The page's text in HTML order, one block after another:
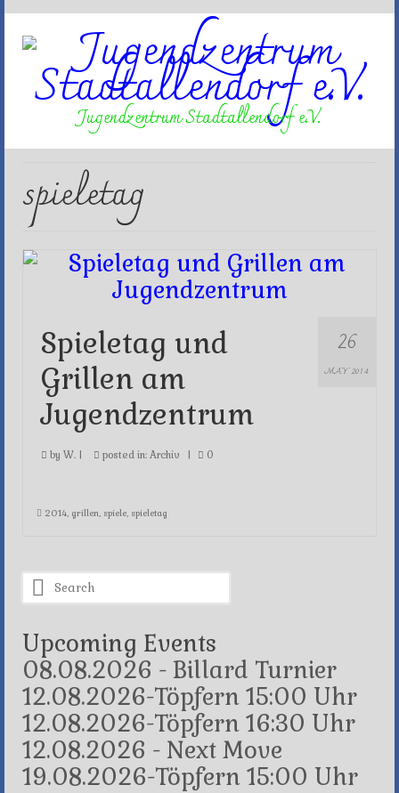
Jugendzentrum Stadtallendorf e.V.
spieletag
26
MAY 2014
Spieletag und
Grillen am
Jugendzentrum
by W. posted in: Archiv 0
2014, grillen, spiele, spieletag
Search
for:
Upcoming Events
08.08.2026 - Billard Turnier
12.08.2026-Töpfern 15:00 Uhr
12.08.2026-Töpfern 16:30 Uhr
12.08.2026 - Next Move
19.08.2026-Töpfern 15:00 Uhr